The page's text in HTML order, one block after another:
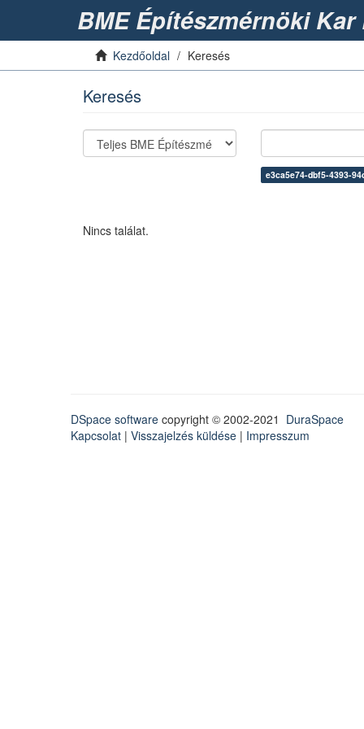
BME Építészmérnöki
Kezdőoldal Keresés
Keresés
e3ca5e74-dbf5-4393-
Nincs találat.
DSpace software copyright © 2002-2021 DuraSpace
Kapcsolat | Visszajelzés küldése | Impresszum